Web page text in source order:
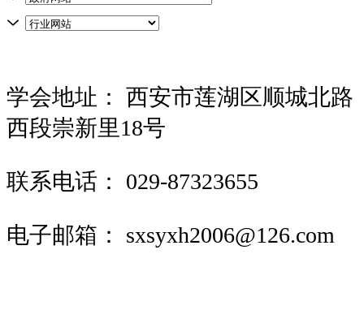
学会地址：
西安市莲湖区顺城北路
西段崇新里18号
联系电话： 029-87323655
电子邮箱： sxsyxh2006@126.com